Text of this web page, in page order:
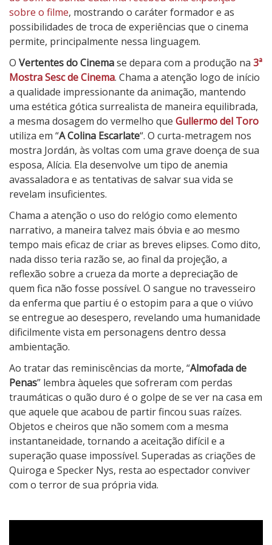
sobre o filme, mostrando o caráter formador e as
possibilidades de troca de experiências que o cinema
permite, principalmente nessa linguagem.
O Vertentes do Cinemase depara com a produção na 3ª
Mostra Sesc de Cinema. Chama a atenção logo de início
a qualidade impressionante da animação, mantendo
uma estética gótica surrealista de maneira equilibrada,
a mesma dosagem do vermelho que Gullermo del Toro
utiliza em “A Colina Escarlate“. O curta-metragem nos
mostra Jordán, às voltas com uma grave doença de sua
esposa, Alícia. Ela desenvolve um tipo de anemia
avassaladora e as tentativas de salvar sua vida se
revelam insuficientes.
Chama a atenção o uso do relógio como elemento
narrativo, a maneira talvez mais óbvia e ao mesmo
tempo mais eficaz de criar as breves elipses. Como dito,
nada disso teria razão se, ao final da projeção, a
reflexão sobre a crueza da morte a depreciação de
quem fica não fosse possível. O sangue no travesseiro
da enferma que partiu é o estopim para a que o viúvo
se entregue ao desespero, revelando uma humanidade
dificilmente vista em personagens dentro dessa
ambientação.
Ao tratar das reminiscências da morte, “Almofada de
Penas” lembra àqueles que sofreram com perdas
traumáticas o quão duro é o golpe de se ver na casa em
que aquele que acabou de partir fincou suas raízes.
Objetos e cheiros que não somem com a mesma
instantaneidade, tornando a aceitação difícil e a
superação quase impossível. Superadas as criações de
Quiroga e Specker Nys, resta ao espectador conviver
com o terror de sua própria vida.